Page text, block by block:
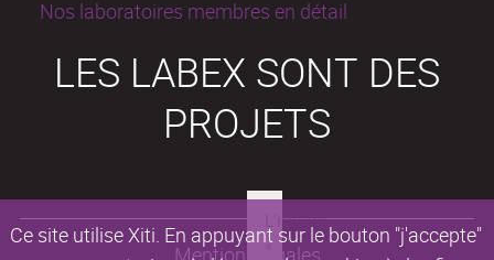
Ce site utilise Xiti. En appuyant sur le bouton "j'accepte"
Nos laboratoires membres en détail
LES LABEX SONT DES
PROJETS